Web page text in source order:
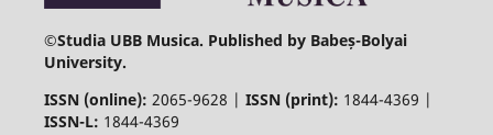
©Studia UBB Musica. Published by Babeș-Bolyai
University.
ISSN (online): 2065-9628 | ISSN (print): 1844-4369 |
ISSN-L: 1844-4369